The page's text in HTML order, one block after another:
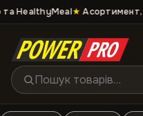
HealthyMeal★ Асортимент,